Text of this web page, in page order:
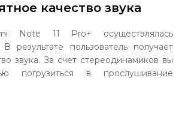
качество звука
Note 11 Pro+ осуществлялась
результате пользователь получает
звука. За счет стереодинамиков вы
погрузиться в прослушивание